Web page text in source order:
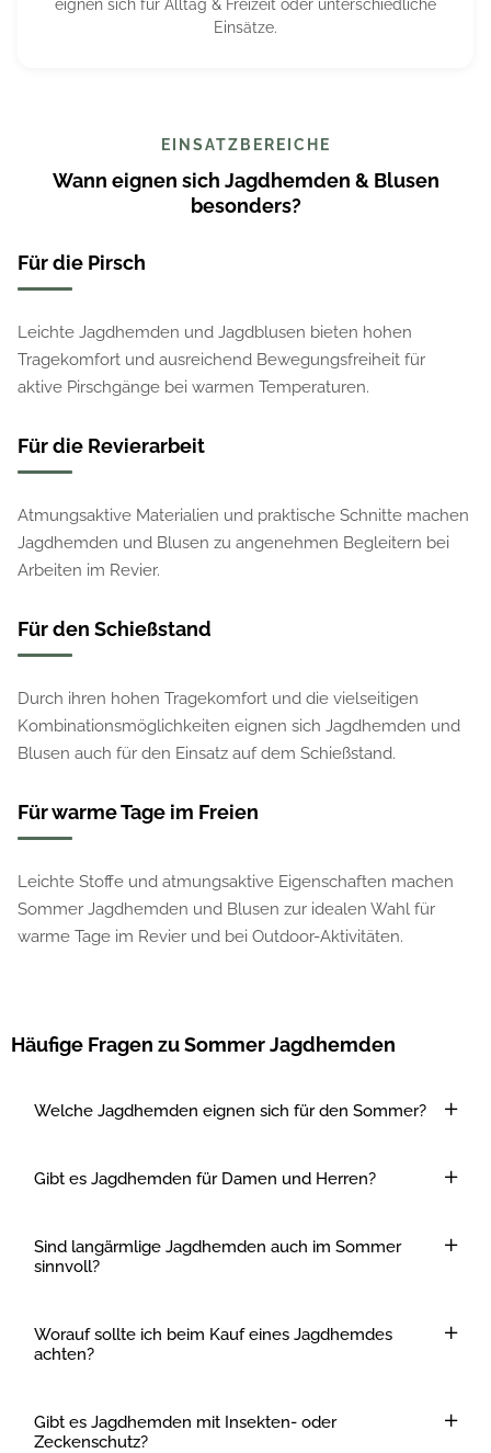
eignen sich für Alltag & Freizeit oder unterschiedliche
Einsätze.
EINSATZBEREICHE
Wann eignen sich Jagdhemden & Blusen
besonders?
Für die Pirsch
Leichte Jagdhemden und Jagdblusen bieten hohen
Tragekomfort und ausreichend Bewegungsfreiheit für
aktive Pirschgänge bei warmen Temperaturen.
Für die Revierarbeit
Atmungsaktive Materialien und praktische Schnitte machen
Jagdhemden und Blusen zu angenehmen Begleitern bei
Arbeiten im Revier.
Für den Schießstand
Durch ihren hohen Tragekomfort und die vielseitigen
Kombinationsmöglichkeiten eignen sich Jagdhemden und
Blusen auch für den Einsatz auf dem Schießstand.
Für warme Tage im Freien
Leichte Stoffe und atmungsaktive Eigenschaften machen
Sommer Jagdhemden und Blusen zur idealen Wahl für
warme Tage im Revier und bei Outdoor-Aktivitäten.
Häufige Fragen zu Sommer Jagdhemden
Welche Jagdhemden eignen sich für den Sommer?
Gibt es Jagdhemden für Damen und Herren?
Sind langärmlige Jagdhemden auch im Sommer
sinnvoll?
Worauf sollte ich beim Kauf eines Jagdhemdes
achten?
Gibt es Jagdhemden mit Insekten- oder
Zeckenschutz?